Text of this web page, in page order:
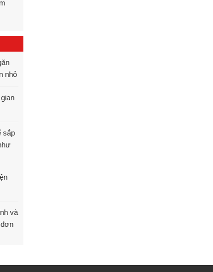
nhỏ
sắp
và